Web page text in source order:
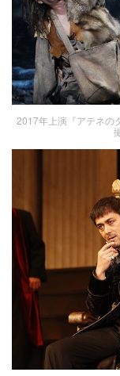
2017年上演『アテネ